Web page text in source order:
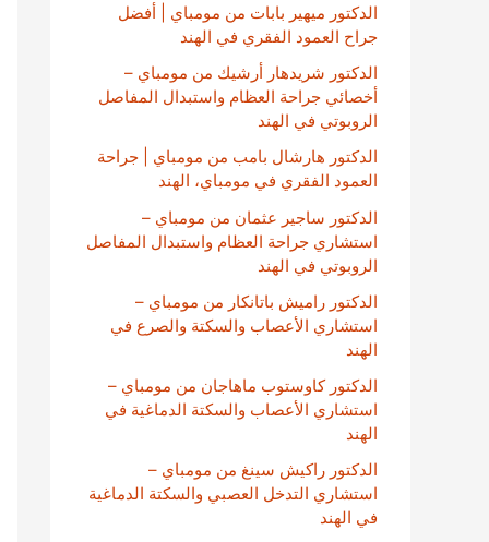
الدكتور ميهير بابات من مومباي | أفضل
جراح العمود الفقري في الهند
الدكتور شريدهار أرشيك من مومباي –
أخصائي جراحة العظام واستبدال المفاصل
الروبوتي في الهند
الدكتور هارشال بامب من مومباي | جراحة
العمود الفقري في مومباي، الهند
الدكتور ساجير عثمان من مومباي –
استشاري جراحة العظام واستبدال المفاصل
الروبوتي في الهند
الدكتور راميش باتانكار من مومباي –
استشاري الأعصاب والسكتة والصرع في
الهند
الدكتور كاوستوب ماهاجان من مومباي –
استشاري الأعصاب والسكتة الدماغية في
الهند
الدكتور راكيش سينغ من مومباي –
استشاري التدخل العصبي والسكتة الدماغية
في الهند